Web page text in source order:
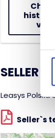
history
SELLER :
Leasys Polska
Seller`s